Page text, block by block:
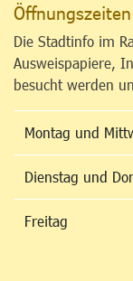
Öffnungszeiten
Die Stadtinfo im
Ausweispapiere,
besucht werden
Montag und
Dienstag und
Freitag